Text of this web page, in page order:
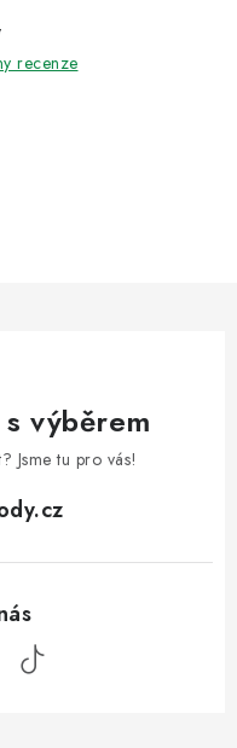
recenze
výběrem
Jsme tu pro vás!